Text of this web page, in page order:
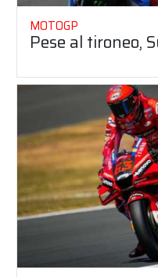
MOTOGP
Pese al tironeo,